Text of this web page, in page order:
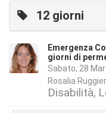
12 giorni
Emergenza
giorni di
Sabato, 28
Rosalia
Disabilità